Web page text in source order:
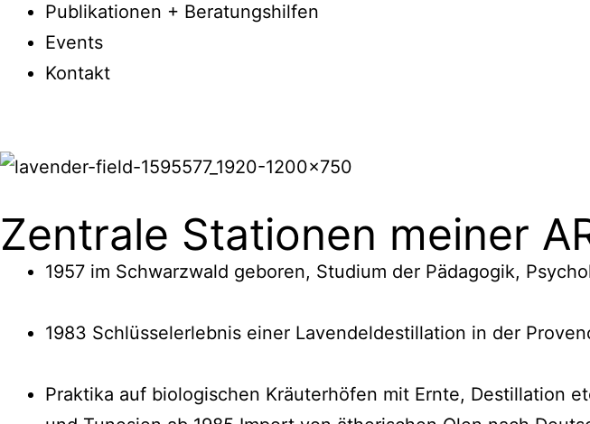
Publikationen + Beratungshilfen
Events
Kontakt
Zentrale Stationen meiner
1957 im Schwarzwald geboren, Studium der Pädagogik,
1983 Schlüsselerlebnis einer Lavendeldestillation in der
Praktika auf biologischen Kräuterhöfen mit Ernte, Destillation